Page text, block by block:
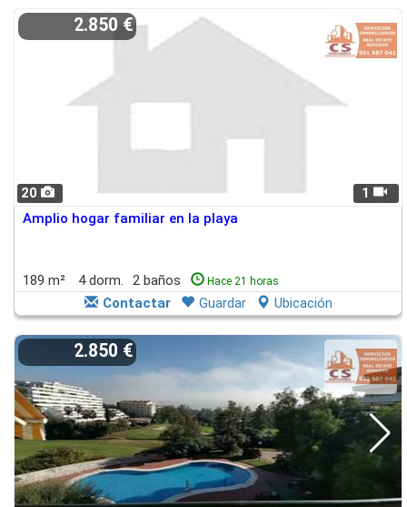
20 1
2.850 €
Amplio hogar familiar en la playa
189 m² 4 dorm. 2 baños Hace 21 horas
Contactar Guardar Ubicación
2.850 €